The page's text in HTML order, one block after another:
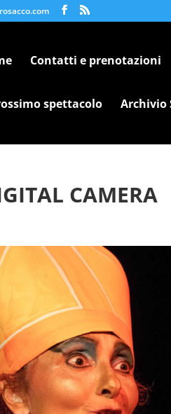
Contatti e prenotazioni
spettacolo Archivio
CAMERA